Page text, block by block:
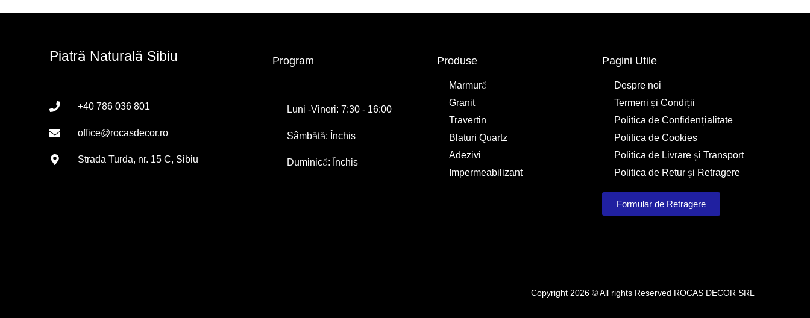
Piatră Naturală Sibiu
+40 786 036 801
office@rocasdecor.ro
Strada Turda, nr. 15 C, Sibiu
Program
Luni -Vineri: 7:30 - 16:00
Sâmbătă: Închis
Duminică: Închis
Produse
Marmură
Granit
Travertin
Blaturi Quartz
Adezivi
Impermeabilizant
Pagini Utile
Despre noi
Termeni și Condiții
Politica de Confidențialitate
Politica de Cookies
Politica de Livrare și Transport
Politica de Retur și Retragere
Formular de Retragere
Copyright 2026 © All rights Reserved ROCAS DECOR SRL